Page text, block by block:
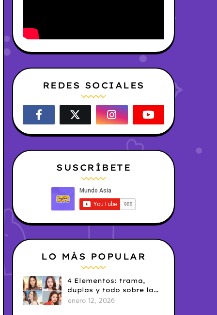
REDES SOCIALES
SUSCRÍBETE
LO MÁS POPULAR
4 Elementos: trama,
duplas y todo sobre la
saga GL antes de su
enero 12, 2026